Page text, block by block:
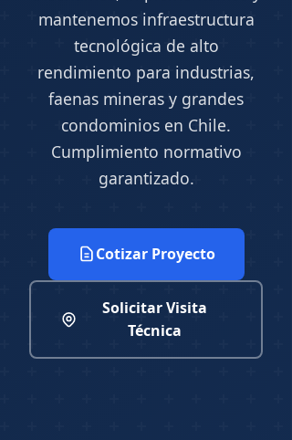
mantenemos infraestructura
tecnológica de alto
rendimiento para industrias,
faenas mineras y grandes
condominios en Chile.
Cumplimiento normativo
garantizado.
Cotizar Proyecto
Solicitar Visita
Técnica